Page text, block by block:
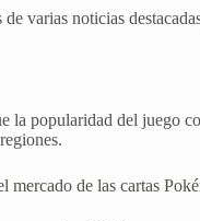
de varias noticias
la popularidad del juego
de las cartas